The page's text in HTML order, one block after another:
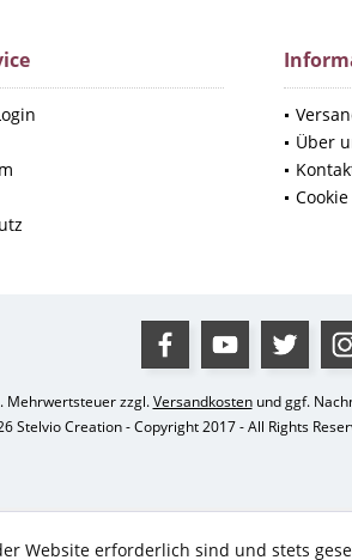
Über
Mehrwertsteuer zzgl.Versandkostenund ggf.
Stelvio Creation - Copyright 2017 - All Rights
Website erforderlich sind und stets